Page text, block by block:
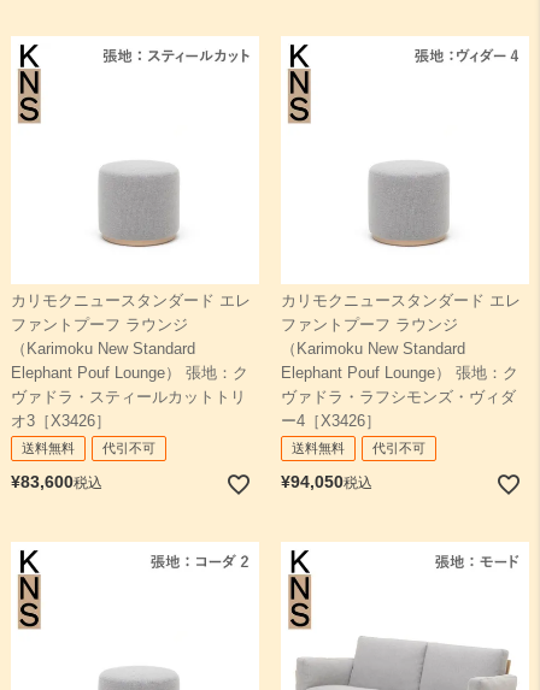
カリモクニュースタンダード エレ
ファントプーフ ラウンジ
（Karimoku New Standard
Elephant Pouf Lounge） 張地：ク
ヴァドラ・スティールカットトリ
オ3［X3426］
送料無料 代引不可
¥83,600税込
カリモクニュースタンダード エレ
ファントプーフ ラウンジ
（Karimoku New Standard
Elephant Pouf Lounge） 張地：ク
ヴァドラ・ラフシモンズ・ヴィダ
ー4［X3426］
送料無料 代引不可
¥94,050税込